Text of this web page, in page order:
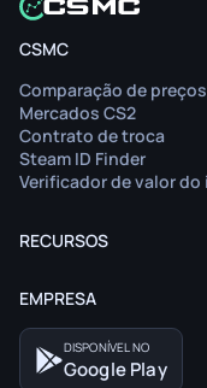
CSMC
Comparação de preços
Mercados CS2
Contrato de troca
Steam ID Finder
Verificador de valor
RECURSOS
EMPRESA
DISPONÍVEL NO
Google Play